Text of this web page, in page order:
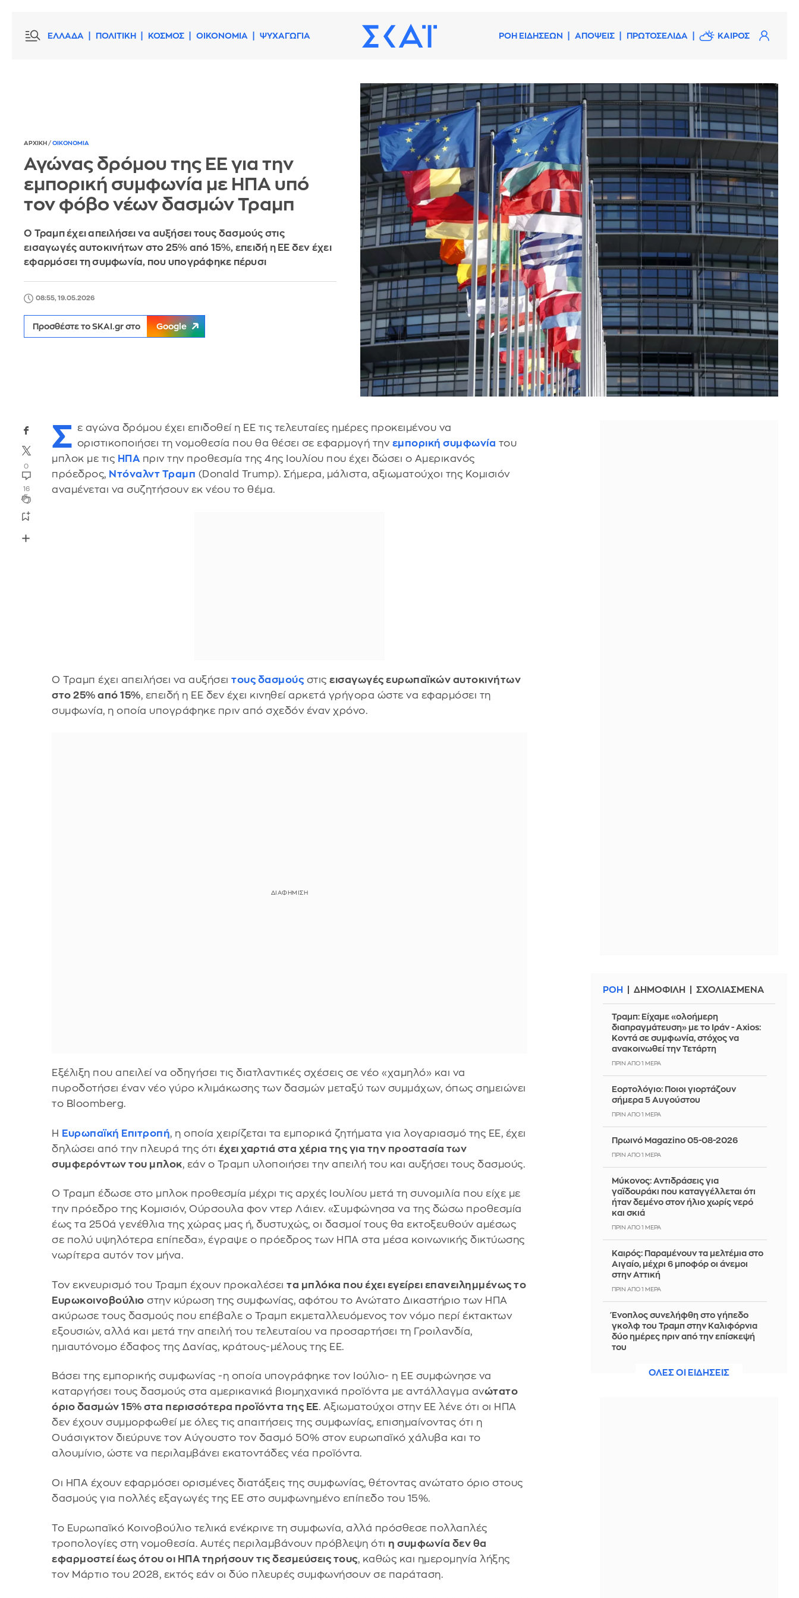
ΕΛΛΑΔΑ ΠΟΛΙΤΙΚΗ ΚΟΣΜΟΣ ΟΙΚΟΝΟΜΙΑ ΨΥΧΑΓΩΓΙΑ ΡΟΗ ΕΙΔΗΣΕΩΝ ΑΠΟΨΕΙΣ ΠΡΩΤΟΣΕΛΙΔΑ ΚΑΙΡΟΣ
ΑΡΧΙΚΗ / ΟΙΚΟΝΟΜΙΑ
Αγώνας δρόμου της ΕΕ για την
εμπορική συμφωνία με ΗΠΑ υπό
τον φόβο νέων δασμών Τραμπ
Ο Τραμπ έχει απειλήσει να αυξήσει τους δασμούς στις
εισαγωγές αυτοκινήτων στο 25% από 15%, επειδή η ΕΕ δεν έχει
εφαρμόσει τη συμφωνία, που υπογράφηκε πέρυσι
08:55, 19.05.2026
Προσθέστε το SKAI.gr στο Google
0
16
Σ ε αγώνα δρόμου έχει επιδοθεί η ΕΕ τις τελευταίες ημέρες προκειμένου να
οριστικοποιήσει τη νομοθεσία που θα θέσει σε εφαρμογή την εμπορική συμφωνία του
μπλοκ με τις ΗΠΑ πριν την προθεσμία της 4ης Ιουλίου που έχει δώσει ο Αμερικανός
πρόεδρος, Ντόναλντ Τραμπ (Donald Trump). Σήμερα, μάλιστα, αξιωματούχοι της Κομισιόν
αναμένεται να συζητήσουν εκ νέου το θέμα.
Ο Τραμπ έχει απειλήσει να αυξήσειτους δασμούς στιςεισαγωγές ευρωπαϊκών αυτοκινήτων
στο 25% από 15%, επειδή η ΕΕ δεν έχει κινηθεί αρκετά γρήγορα ώστε να εφαρμόσει τη
συμφωνία, η οποία υπογράφηκε πριν από σχεδόν έναν χρόνο.
Εξέλιξη που απειλεί να οδηγήσει τις διατλαντικές σχέσεις σε νέο «χαμηλό» και να
πυροδοτήσει έναν νέο γύρο κλιμάκωσης των δασμών μεταξύ των συμμάχων, όπως σημειώνει
το Bloomberg.
Η Ευρωπαϊκή Επιτροπή, η οποία χειρίζεται τα εμπορικά ζητήματα για λογαριασμό της ΕΕ, έχει
δηλώσει από την πλευρά της ότι έχει χαρτιά στα χέρια της για την προστασία των
συμφερόντων του μπλοκ, εάν ο Τραμπ υλοποιήσει την απειλή του και αυξήσει τους δασμούς.
Ο Τραμπ έδωσε στο μπλοκ προθεσμία μέχρι τις αρχές Ιουλίου μετά τη συνομιλία που είχε με
την πρόεδρο της Κομισιόν, Ούρσουλα φον ντερ Λάιεν. «Συμφώνησα να της δώσω προθεσμία
έως τα 250ά γενέθλια της χώρας μας ή, δυστυχώς, οι δασμοί τους θα εκτοξευθούν αμέσως
σε πολύ υψηλότερα επίπεδα», έγραψε ο πρόεδρος των ΗΠΑ στα μέσα κοινωνικής δικτύωσης
νωρίτερα αυτόν τον μήνα.
Τον εκνευρισμό του Τραμπ έχουν προκαλέσειτα μπλόκα που έχει εγείρει επανειλημμένως το
Ευρωκοινοβούλιο στην κύρωση της συμφωνίας, αφότου το Ανώτατο Δικαστήριο των ΗΠΑ
ακύρωσε τους δασμούς που επέβαλε ο Τραμπ εκμεταλλευόμενος τον νόμο περί έκτακτων
εξουσιών, αλλά και μετά την απειλή του τελευταίου να προσαρτήσει τη Γροιλανδία,
ημιαυτόνομο έδαφος της Δανίας, κράτους-μέλους της ΕΕ.
Βάσει της εμπορικής συμφωνίας -η οποία υπογράφηκε τον Ιούλιο- η ΕΕ συμφώνησε να
καταργήσει τους δασμούς στα αμερικανικά βιομηχανικά προϊόντα με αντάλλαγμα ανώτατο
όριο δασμών 15% στα περισσότερα προϊόντα της ΕΕ. Αξιωματούχοι στην ΕΕ λένε ότι οι ΗΠΑ
δεν έχουν συμμορφωθεί με όλες τις απαιτήσεις της συμφωνίας, επισημαίνοντας ότι η
Ουάσιγκτον διεύρυνε τον Αύγουστο τον δασμό 50% στον ευρωπαϊκό χάλυβα και το
αλουμίνιο, ώστε να περιλαμβάνει εκατοντάδες νέα προϊόντα.
Οι ΗΠΑ έχουν εφαρμόσει ορισμένες διατάξεις της συμφωνίας, θέτοντας ανώτατο όριο στους
δασμούς για πολλές εξαγωγές της ΕΕ στο συμφωνημένο επίπεδο του 15%.
Το Ευρωπαϊκό Κοινοβούλιο τελικά ενέκρινε τη συμφωνία, αλλά πρόσθεσε πολλαπλές
τροπολογίες στη νομοθεσία. Αυτές περιλαμβάνουν πρόβλεψη ότι η συμφωνία δεν θα
εφαρμοστεί έως ότου οι ΗΠΑ τηρήσουν τις δεσμεύσεις τους, καθώς και ημερομηνία λήξης
τον Μάρτιο του 2028, εκτός εάν οι δύο πλευρές συμφωνήσουν σε παράταση.
ΡΟΗ ΔΗΜΟΦΙΛΗ ΣΧΟΛΙΑΣΜΕΝΑ
Τραμπ: Είχαμε «ολοήμερη
διαπραγμάτευση» με το Ιράν - Axios:
Κοντά σε συμφωνία, στόχος να
ανακοινωθεί την Τετάρτη
ΠΡΙΝ ΑΠΌ 1 ΜΈΡΑ
Εορτολόγιο: Ποιοι γιορτάζουν
σήμερα 5 Αυγούστου
ΠΡΙΝ ΑΠΌ 1 ΜΈΡΑ
Πρωινό Magazino 05-08-2026
ΠΡΙΝ ΑΠΌ 1 ΜΈΡΑ
Μύκονος: Αντιδράσεις για
γαϊδουράκι που καταγγέλλεται ότι
ήταν δεμένο στον ήλιο χωρίς νερό
και σκιά
ΠΡΙΝ ΑΠΌ 1 ΜΈΡΑ
Καιρός: Παραμένουν τα μελτέμια στο
Αιγαίο, μέχρι 6 μποφόρ οι άνεμοι
στην Αττική
ΠΡΙΝ ΑΠΌ 1 ΜΈΡΑ
Ένοπλος συνελήφθη στο γήπεδο
γκολφ του Τραμπ στην Καλιφόρνια
δύο ημέρες πριν από την επίσκεψή
του
ΟΛΕΣ ΟΙ ΕΙΔΗΣΕΙΣ